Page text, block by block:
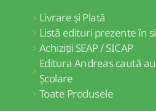
Livrare și Plată
Listă edituri prezente în
Achiziții SEAP / SICAP
Editura Andreas caută
Școlare
Toate Produsele